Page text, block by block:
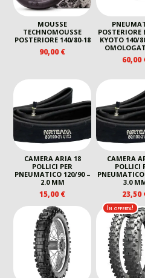
MOUSSE
TECHNOMOUSSE
POSTERIORE 140/80-18
90,00€
POSTERIORE
KYOTO 140/
60,00
CAMERA ARIA 18
POLLICI PER
PNEUMATICO 120/90 –
2.0 MM
15,00€
CAMERA
POLLICI
3.0
23,50
In offerta!